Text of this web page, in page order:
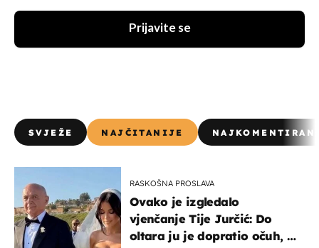
Prijavite se
SVJEŽE NAJČITANIJE
RASKOŠNA PROSLAVA
Ovako je izgledalo
vjenčanje Tije Jurčić: Do
oltara ju je dopratio očuh, a